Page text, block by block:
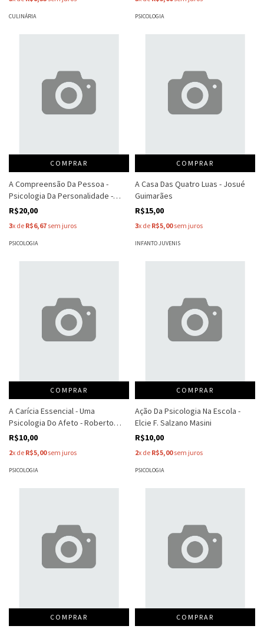
CULINÁRIA PSICOLOGIA
COMPRAR
A Compreensão Da Pessoa -
Psicologia Da Personalidade -
José Chaves
R$20,00
3x de R$6,67 sem juros
PSICOLOGIA
COMPRAR
A Casa Das Quatro Luas - Josué
Guimarães
R$15,00
3x de R$5,00sem juros
INFANTO JUVENIS
COMPRAR
A Carícia Essencial - Uma
Psicologia Do Afeto - Roberto
Shinyashiki
R$10,00
2x de R$5,00sem juros
PSICOLOGIA
COMPRAR
Ação Da Psicologia Na Escola -
Elcie F. Salzano Masini
R$10,00
2x de R$5,00sem juros
PSICOLOGIA
COMPRAR COMPRAR